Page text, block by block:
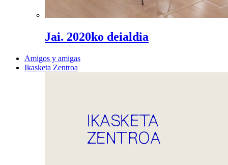
Jai. 2020ko deialdia
Amigos y amigas
Ikasketa Zentroa